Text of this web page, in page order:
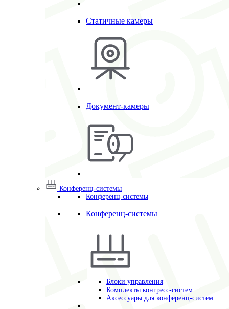
Статичные камеры
Документ-камеры
Конференц-системы
Конференц-системы
Конференц-системы
Блоки управления
Комплекты конгресс-систем
Аксессуары для конференц-систем